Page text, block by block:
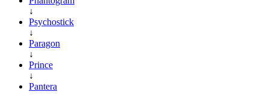
↓
Psychostick
↓
Paragon
↓
Prince
↓
Pantera